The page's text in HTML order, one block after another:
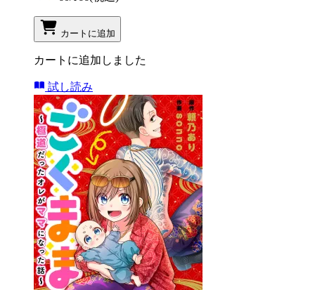
カートに追加
カートに追加しました
試し読み